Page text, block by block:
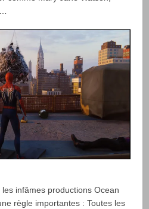
les infâmes productionsOcean
règle importantes : Toutes les